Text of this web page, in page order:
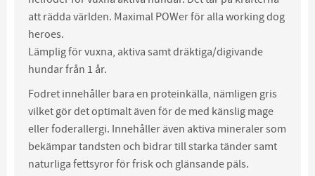
att rädda världen. Maximal POWer för alla working dog
heroes.
Lämplig för vuxna, aktiva samt dräktiga/digivande
hundar från 1 år.
Fodret innehåller bara en proteinkälla, nämligen gris
vilket gör det optimalt även för de med känslig mage
eller foderallergi. Innehåller även aktiva mineraler som
bekämpar tandsten och bidrar till starka tänder samt
naturliga fettsyror för frisk och glänsande päls.